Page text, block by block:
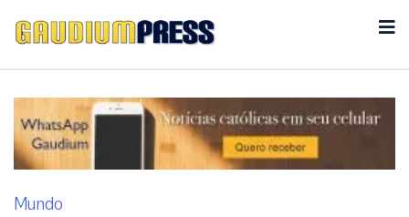
Mundo